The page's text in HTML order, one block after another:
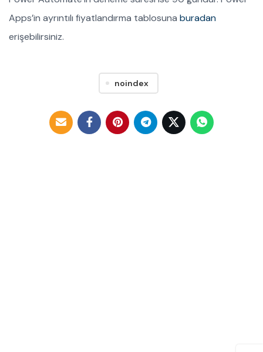
Apps’in ayrıntılı fiyatlandırma tablosuna buradan
erişebilirsiniz.
noindex